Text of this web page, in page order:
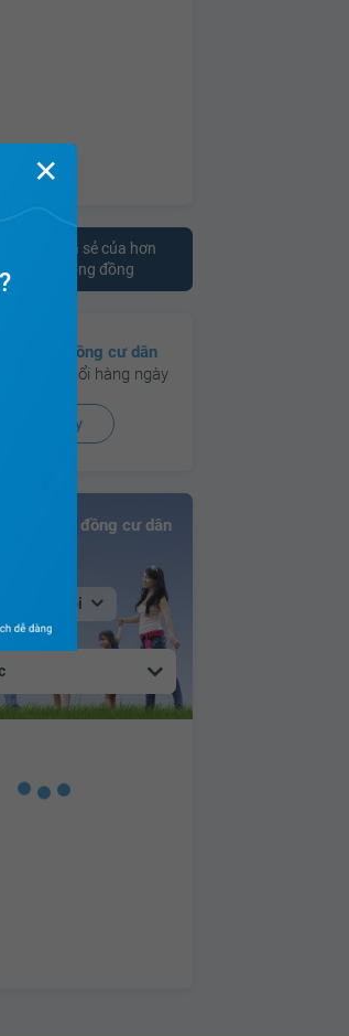
ý kiến chia sẻ của hơn
trên cộng đồng
130 cộng đồng cư dân
động sôi nổi hàng ngày
Xem ngay
Cộng đồng cư dân
Tại Hà Nội
✕